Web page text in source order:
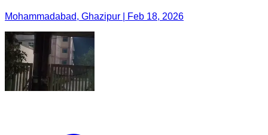
Mohammadabad, Ghazipur | Feb 18, 2026